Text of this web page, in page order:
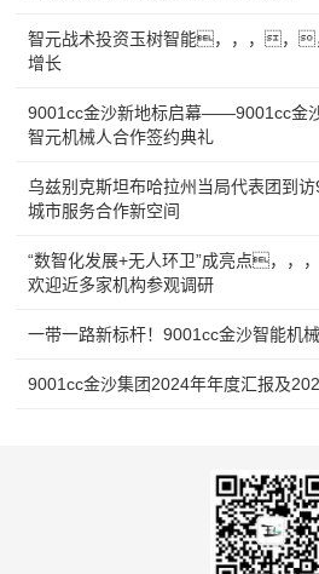
智元战术投资玉树智能，，，，
增长
9001cc金沙新地标启幕——9001cc金
智元机械人合作签约典礼
乌兹别克斯坦布哈拉州当局代表团到
城市服务合作新空间
“数智化发展+无人环卫”成亮点，
欢迎近多家机构参观调研
一带一路新标杆！9001cc金沙智能机
9001cc金沙集团2024年年度汇报及